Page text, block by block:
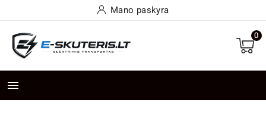
Mano paskyra
0
